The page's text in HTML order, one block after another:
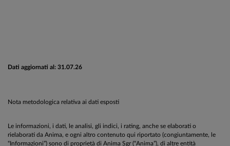
Dati aggiornati al: 31.07.26
Nota metodologica relativa ai dati esposti
Le informazioni, i dati, le analisi, gli indici, i rating, anche se elaborati o
rielaborati da Anima, e ogni altro contenuto qui riportato (congiuntamente, le
“Informazioni”) sono di proprietà di Anima Sgr (“Anima”), di altre entità